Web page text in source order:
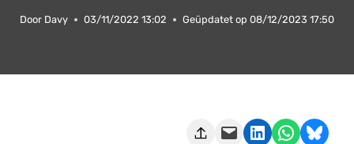
Door Davy 03/11/2022 13:02 Geüpdatet op 08/12/2023 17:50
Deze pagina e-mailen Delen op LinkedIn Delen via WhatsApp Share on Bluesky